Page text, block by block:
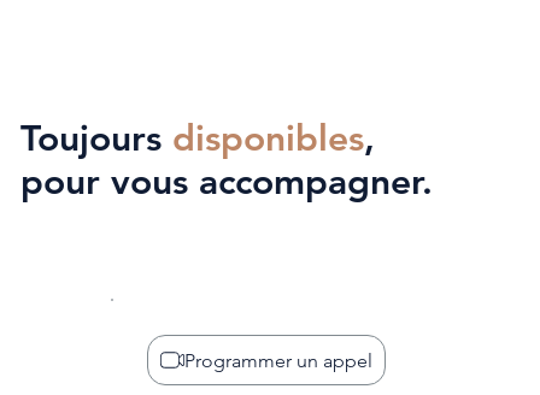
Toujours disponibles,
pour vous accompagner.
Programmer un appel